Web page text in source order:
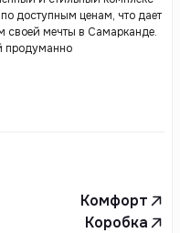
доступным ценам, что дает
своей мечты в Самарканде.
продуманно
Комфорт
Коробка